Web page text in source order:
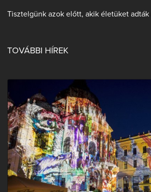
TOVÁBBI HÍREK
Tisztelgünk azok előtt, akik életüket adták